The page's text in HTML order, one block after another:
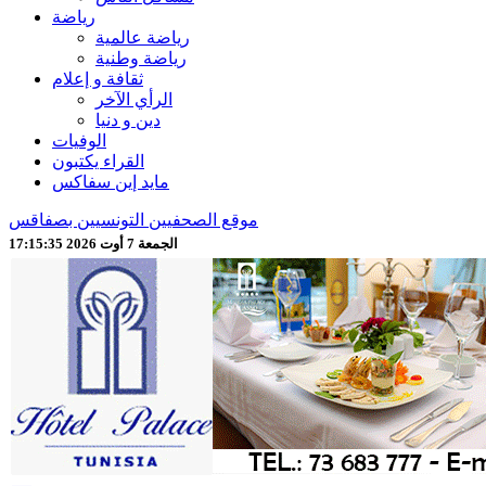
رياضة
رياضة عالمية
رياضة وطنية
ثقافة و إعلام
الرأي الآخر
دين و دنيا
الوفيات
القراء يكتبون
مايد إين سفاكس
موقع الصحفيين التونسيين بصفاقس
الجمعة 7 أوت 2026 17:15:37